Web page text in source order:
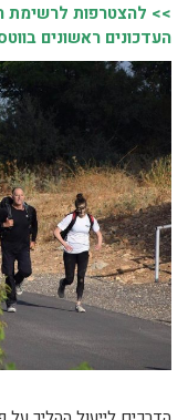
>> להצטרפות לרשימת
העדכונים ראשונים